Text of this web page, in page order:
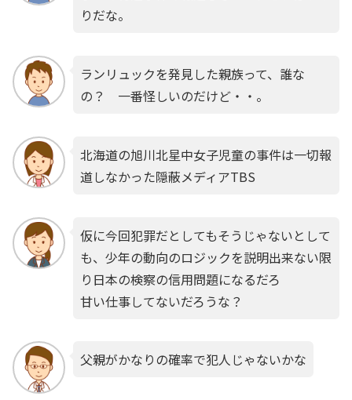
りだな。
ランリュックを発見した親族って、誰な
の？ 一番怪しいのだけど・・。
北海道の旭川北星中女子児童の事件は一切報
道しなかった隠蔽メディアTBS
仮に今回犯罪だとしてもそうじゃないとして
も、少年の動向のロジックを説明出来ない限
り日本の検察の信用問題になるだろ
甘い仕事してないだろうな？
父親がかなりの確率で犯人じゃないかな